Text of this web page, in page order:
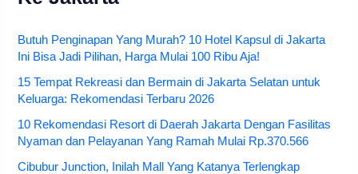
Butuh Penginapan Yang Murah? 10 Hotel Kapsul di Jakarta
Ini Bisa Jadi Pilihan, Harga Mulai 100 Ribu Aja!
15 Tempat Rekreasi dan Bermain di Jakarta Selatan untuk
Keluarga: Rekomendasi Terbaru 2026
10 Rekomendasi Resort di Daerah Jakarta Dengan Fasilitas
Nyaman dan Pelayanan Yang Ramah Mulai Rp.370.566
Cibubur Junction, Inilah Mall Yang Katanya Terlengkap